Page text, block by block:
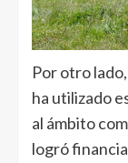
Por otro
ha utilizado
al ámbito
logró